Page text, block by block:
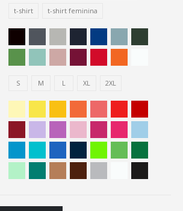
t-shirt t-shirt feminina
S M L XL 2XL